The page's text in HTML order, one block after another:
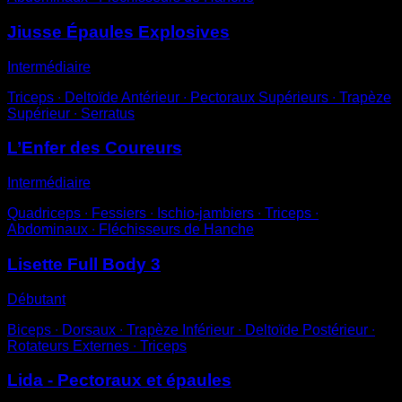
Jiusse Épaules Explosives
Intermédiaire
Triceps ∙ Deltoïde Antérieur ∙ Pectoraux Supérieurs ∙ Trapèze
Supérieur ∙ Serratus
L’Enfer des Coureurs
Intermédiaire
Quadriceps ∙ Fessiers ∙ Ischio-jambiers ∙ Triceps ∙
Abdominaux ∙ Fléchisseurs de Hanche
Lisette Full Body 3
Débutant
Biceps ∙ Dorsaux ∙ Trapèze Inférieur ∙ Deltoïde Postérieur ∙
Rotateurs Externes ∙ Triceps
Lida - Pectoraux et épaules